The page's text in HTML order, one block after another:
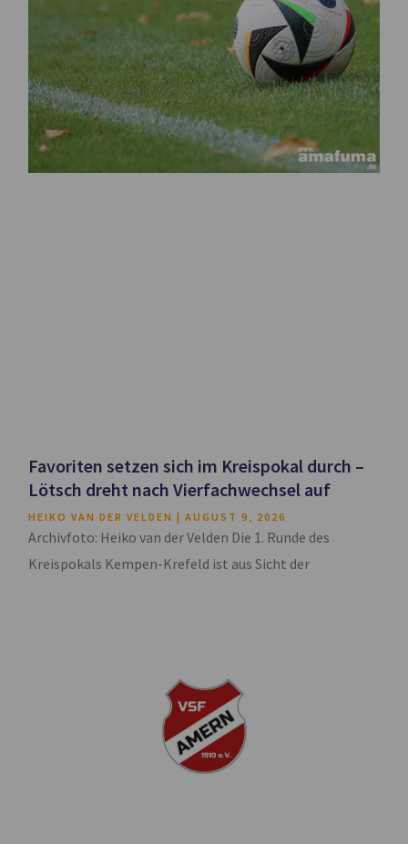
Favoriten setzen sich im Kreispokal durch –
Lötsch dreht nach Vierfachwechsel auf
HEIKO VAN DER VELDEN AUGUST 9, 2026
Archivfoto: Heiko van der Velden Die 1. Runde des
Kreispokals Kempen-Krefeld ist aus Sicht der